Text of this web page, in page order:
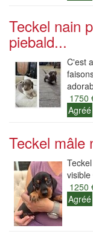
Teckel nain
piebald...
C'est
1750
Agréé
Teckel mâle
1250
Agréé